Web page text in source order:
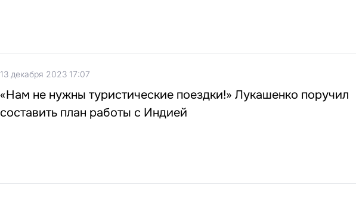
13 декабря 2023 17:07
«Нам не нужны туристические поездки!» Лукашенко поручил
составить план работы с Индией